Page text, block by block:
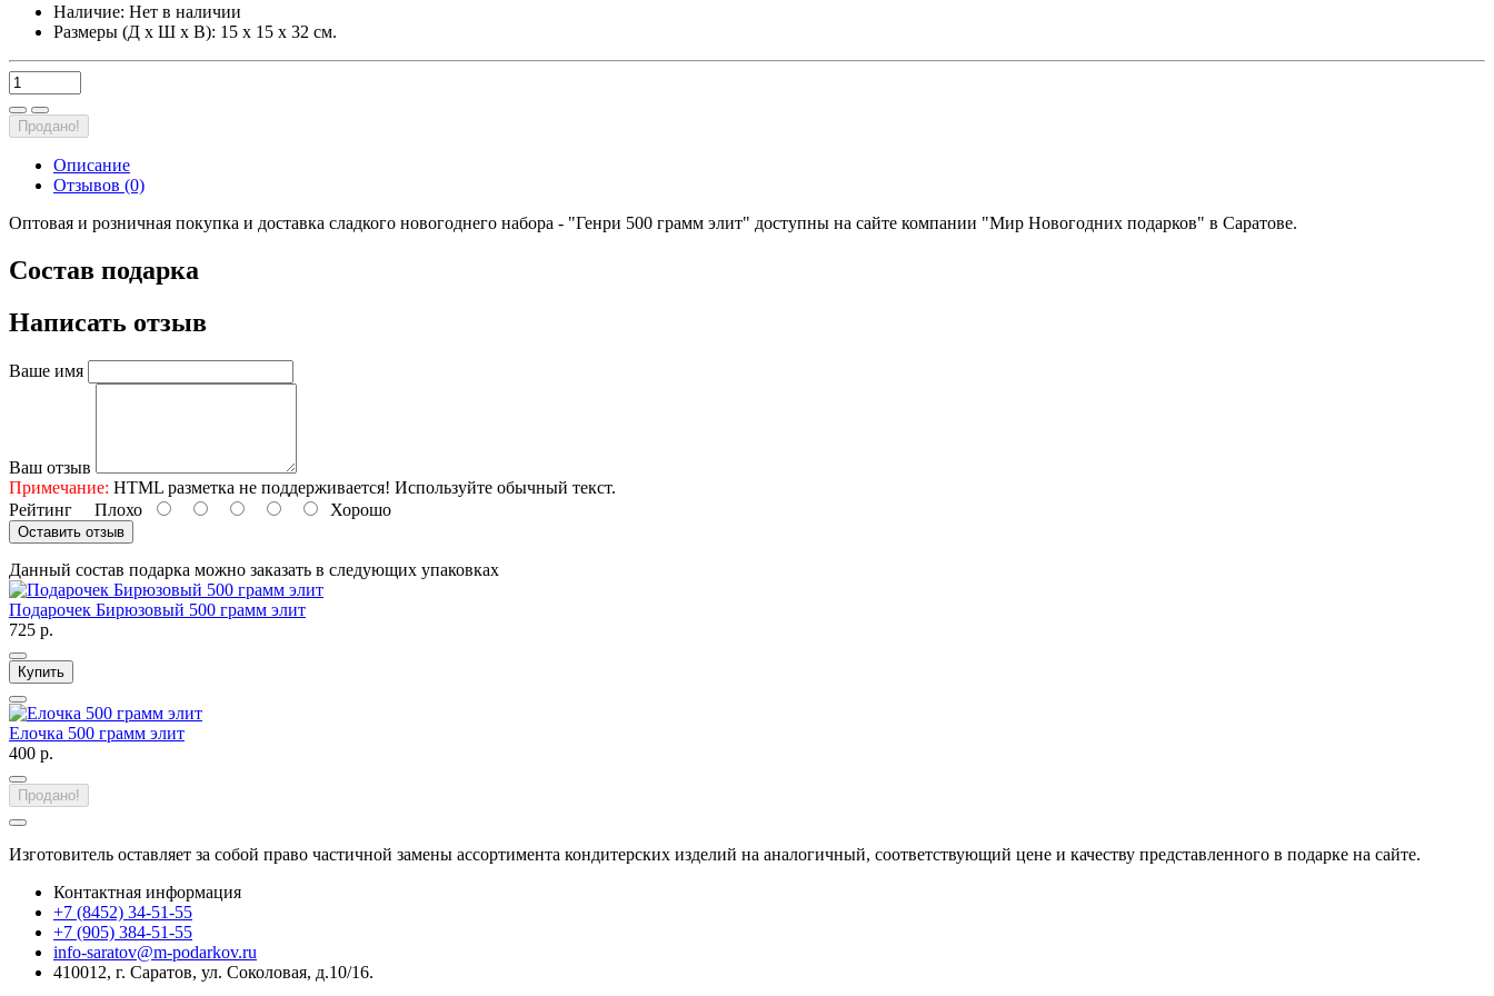
Наличие: Нет в наличии
Размеры (Д х Ш х В): 15 х 15 х 32 см.
Продано!
Описание
Отзывов (0)
Оптовая и розничная покупка и доставка сладкого новогоднего набора - "Генри 500 грамм элит" доступны на сайте компании "Мир Новогодних подарков" в Саратове.
Состав подарка
Написать отзыв
Ваше имя
Ваш отзыв
Примечание: HTML разметка не поддерживается! Используйте обычный текст.
Рейтинг Плохо Хорошо
Оставить отзыв
Данный состав подарка можно заказать в следующих упаковках
Подарочек Бирюзовый 500 грамм элит
725 р.
Купить
Елочка 500 грамм элит
400 р.
Продано!
Изготовитель оставляет за собой право частичной замены ассортимента кондитерских изделий на аналогичный, соответствующий цене и качеству представленного в подарке на сайте.
Контактная информация
+7 (8452) 34-51-55
+7 (905) 384-51-55
info-saratov@m-podarkov.ru
410012, г. Саратов, ул. Соколовая, д.10/16.